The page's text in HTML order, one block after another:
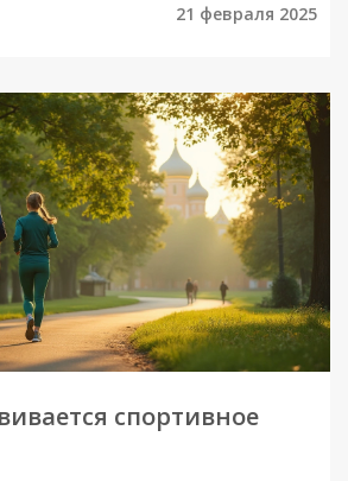
и не навредить своему
и дадим советы, как их
21 февраля 2025
спортивное